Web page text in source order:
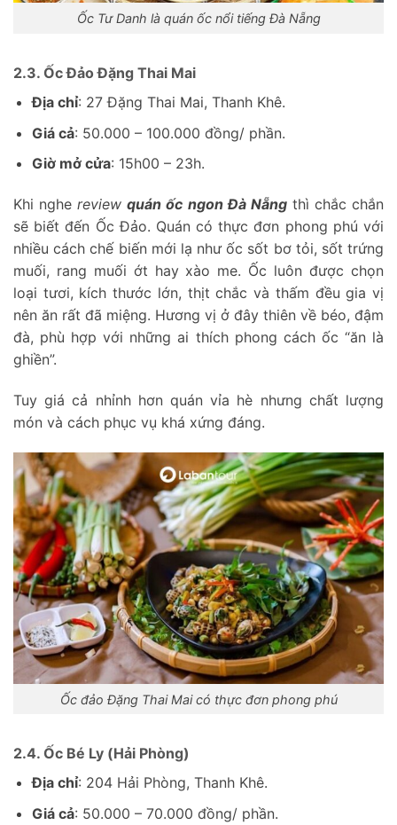
Ốc Tư Danh là quán ốc nổi tiếng Đà Nẵng
2.3. Ốc Đảo Đặng Thai Mai
Địa chỉ: 27 Đặng Thai Mai, Thanh Khê.
Giá cả: 50.000 – 100.000 đồng/ phần.
Giờ mở cửa: 15h00 – 23h.
Khi nghereviewquán ốc ngon Đà Nẵngthì chắc chắn
sẽ biết đến Ốc Đảo. Quán có thực đơn phong phú với
nhiều cách chế biến mới lạ như ốc sốt bơ tỏi, sốt trứng
muối, rang muối ớt hay xào me. Ốc luôn được chọn
loại tươi, kích thước lớn, thịt chắc và thấm đều gia vị
nên ăn rất đã miệng. Hương vị ở đây thiên về béo, đậm
đà, phù hợp với những ai thích phong cách ốc “ăn là
ghiền”.
Tuy giá cả nhỉnh hơn quán vỉa hè nhưng chất lượng
món và cách phục vụ khá xứng đáng.
Ốc đảo Đặng Thai Mai có thực đơn phong phú
2.4. Ốc Bé Ly (Hải Phòng)
Địa chỉ: 204 Hải Phòng, Thanh Khê.
Giá cả: 50.000 – 70.000 đồng/ phần.